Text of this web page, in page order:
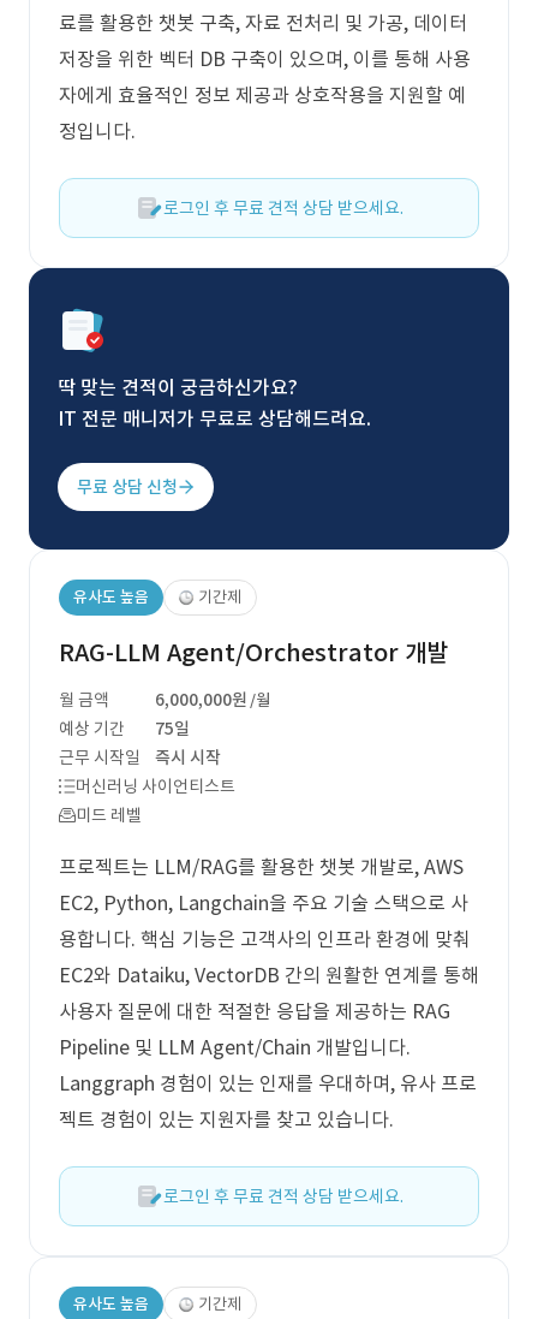
료를 활용한 챗봇 구축, 자료 전처리 및 가공, 데이터
저장을 위한 벡터 DB 구축이 있으며, 이를 통해 사용
자에게 효율적인 정보 제공과 상호작용을 지원할 예
정입니다.
로그인 후 무료 견적 상담 받으세요.
딱 맞는 견적이 궁금하신가요?
IT 전문 매니저가 무료로 상담해드려요.
무료 상담 신청
유사도 높음 기간제
RAG-LLM Agent/Orchestrator 개발
월 금액 6,000,000원 /월
예상 기간
75일
근무 시작일
즉시 시작
머신러닝 사이언티스트
미드 레벨
프로젝트는 LLM/RAG를 활용한 챗봇 개발로, AWS
EC2, Python, Langchain을 주요 기술 스택으로 사
용합니다. 핵심 기능은 고객사의 인프라 환경에 맞춰
EC2와 Dataiku, VectorDB 간의 원활한 연계를 통해
사용자 질문에 대한 적절한 응답을 제공하는 RAG
Pipeline 및 LLM Agent/Chain 개발입니다.
Langgraph 경험이 있는 인재를 우대하며, 유사 프로
젝트 경험이 있는 지원자를 찾고 있습니다.
로그인 후 무료 견적 상담 받으세요.
유사도 높음 기간제